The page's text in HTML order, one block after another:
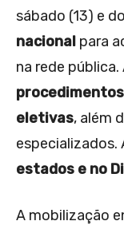
sábado (13) e
nacional para
na rede
procedimentos
eletivas, além
especializados.
estados e no
A mobilização